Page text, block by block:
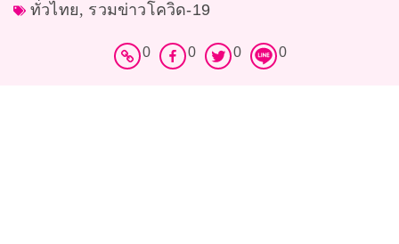
ทั่วไทย, รวมข่าวโควิด-19
0 0 0 0